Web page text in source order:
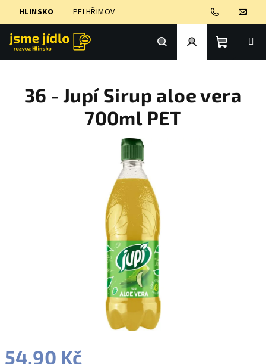
HLINSKO PELHŘIMOV
Hledat PřihlášeníNákupní
košík
54,90 Kč
36 - Jupí Sirup aloe vera
700ml PET